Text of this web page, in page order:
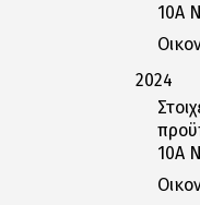
10Α
2024
10Α